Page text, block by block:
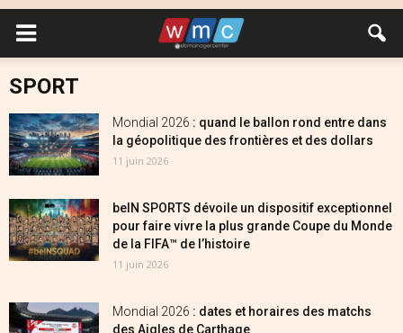
SPORT
Mondial 2026 : quand le ballon rond entre dans
la géopolitique des frontières et des dollars
11 juin 2026
beIN SPORTS dévoile un dispositif exceptionnel
pour faire vivre la plus grande Coupe du Monde
de la FIFA™ de l’histoire
11 juin 2026
Mondial 2026 : dates et horaires des matchs
des Aigles de Carthage